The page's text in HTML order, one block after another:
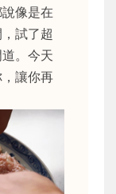
像是在
試了超
。今天
讓你再